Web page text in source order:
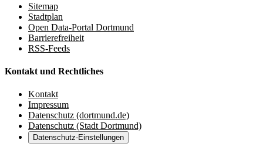
Sitemap
Stadtplan
Open Data-Portal Dortmund
Barrierefreiheit
RSS-Feeds
Kontakt und Rechtliches
Kontakt
Impressum
Datenschutz (dortmund.de)
Datenschutz (Stadt Dortmund)
Datenschutz-Einstellungen